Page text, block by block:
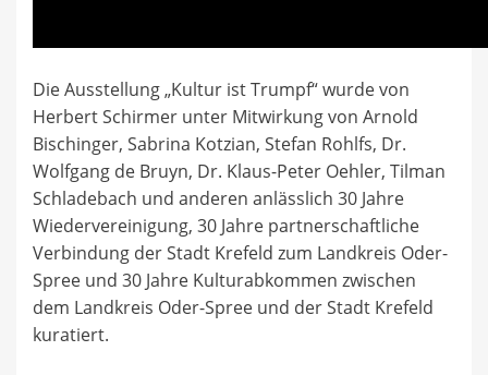
Die Ausstellung „Kultur ist Trumpf“ wurde von
Herbert Schirmer unter Mitwirkung von Arnold
Bischinger, Sabrina Kotzian, Stefan Rohlfs, Dr.
Wolfgang de Bruyn, Dr. Klaus-Peter Oehler, Tilman
Schladebach und anderen anlässlich 30 Jahre
Wiedervereinigung, 30 Jahre partnerschaftliche
Verbindung der Stadt Krefeld zum Landkreis Oder-
Spree und 30 Jahre Kulturabkommen zwischen
dem Landkreis Oder-Spree und der Stadt Krefeld
kuratiert.